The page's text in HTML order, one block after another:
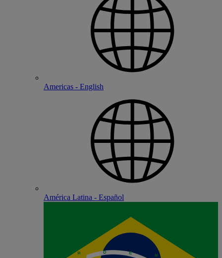
Americas - English
América Latina - Español